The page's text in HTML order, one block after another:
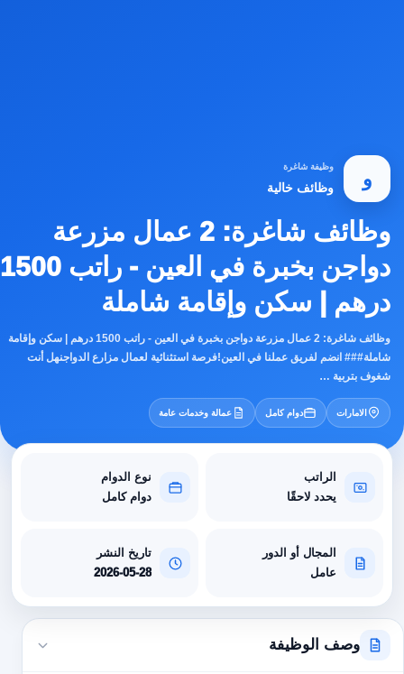
و
وظيفة شاغرة
وظائف خالية
وظائف شاغرة: 2 عمال مزرعة
دواجن بخبرة في العين - راتب 1500
درهم | سكن وإقامة شاملة
وظائف شاغرة: 2 عمال مزرعة دواجن بخبرة في العين - راتب 1500 درهم | سكن وإقامة
شاملة### انضم لفريق عملنا في العين!فرصة استثنائية لعمال مزارع الدواجنهل أنت
شغوف بتربية …
الامارات دوام كامل عمالة وخدمات عامة
الراتب
يحدد لاحقًا
نوع الدوام
دوام كامل
المجال أو الدور
عامل
تاريخ النشر
2026-05-28
وصف الوظيفة